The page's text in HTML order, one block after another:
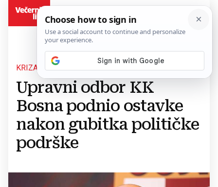
KRIZA U KLUBU
Upravni odbor KK
Bosna podnio ostavke
nakon gubitka političke
podrške